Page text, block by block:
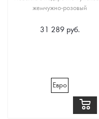
жемчужно-розовый
31 289 руб.
Евро